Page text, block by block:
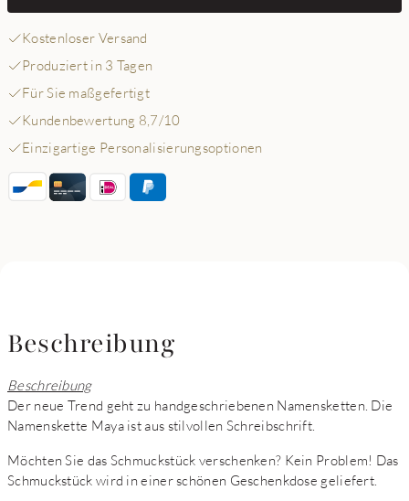
Kostenloser Versand
Produziert in 3 Tagen
Für Sie maßgefertigt
Kundenbewertung 8,7/10
Einzigartige Personalisierungsoptionen
Beschreibung
Beschreibung
Der neue Trend geht zu handgeschriebenen Namensketten. Die
Namenskette Maya ist aus stilvollen Schreibschrift.
Möchten Sie das Schmuckstück verschenken? Kein Problem! Das
Schmuckstück wird in einer schönen Geschenkdose geliefert.